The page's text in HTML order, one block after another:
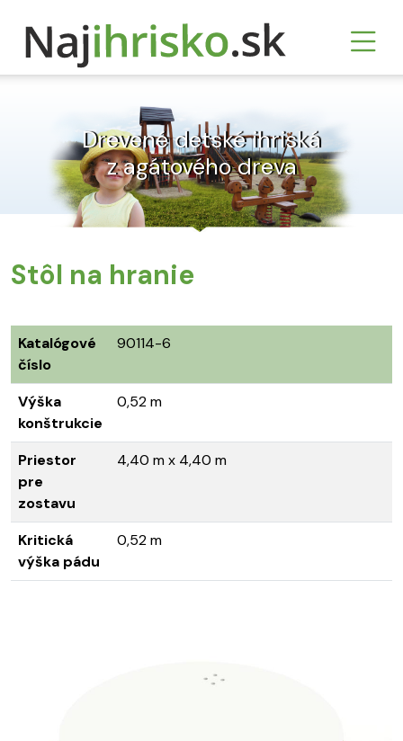
Drevené detské ihriská
z agátového dreva
Stôl na hranie
Katalógové
číslo
90114-6
Výška
konštrukcie
0,52 m
Priestor
pre
zostavu
4,40 m x 4,40 m
Kritická
výška pádu
0,52 m